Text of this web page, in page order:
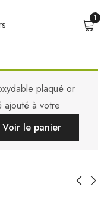
1
plaqué or
ajouté à votre
Voir le panier